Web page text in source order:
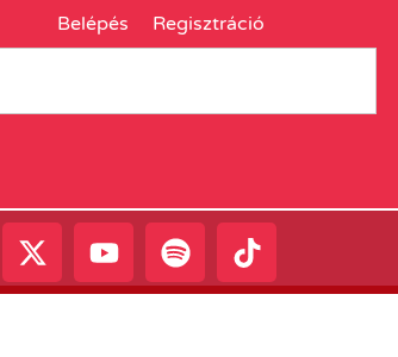
Belépés Regisztráció